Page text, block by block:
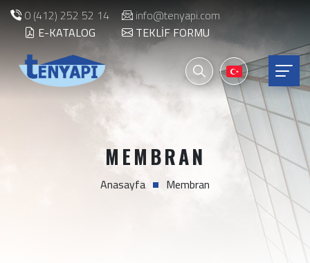
0 (412) 252 52 14
info@tenyapi.com
E-KATALOG
TEKLIF FORMU
MEMBRAN
Anasayfa Membran